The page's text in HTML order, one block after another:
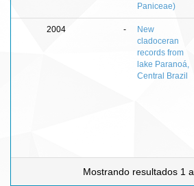
Paniceae)
2004 -
New
cladoceran
records from
lake Paranoá,
Central Brazil
Mostrando resultados 1